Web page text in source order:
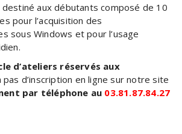
aux débutants composé de 10
pour l’acquisition des
sous Windows et pour l’usage
d’ateliers réservés aux
pas d’inscription en ligne sur notre site
par téléphone au 03.81.87.84.27